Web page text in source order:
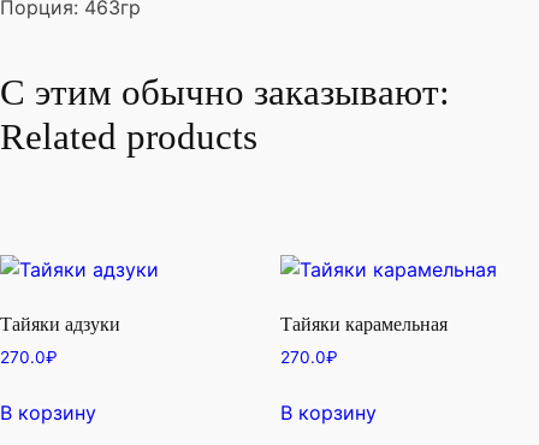
Порция: 463гр
С этим обычно заказывают:
Related products
Тайяки адзуки
270.0₽
В корзину
Тайяки карамельная
270.0₽
В корзину